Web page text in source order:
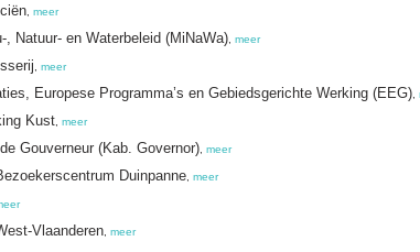
meer
Natuur- en Waterbeleid (MiNaWa) meer
meer
Europese Programma’s en Gebiedsgerichte Werking (EEG)
Kust meer
Gouverneur (Kab. Governor) meer
Duinpanne meer
Vlaanderen meer